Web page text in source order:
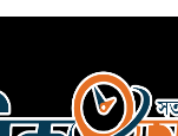
আহত-১০